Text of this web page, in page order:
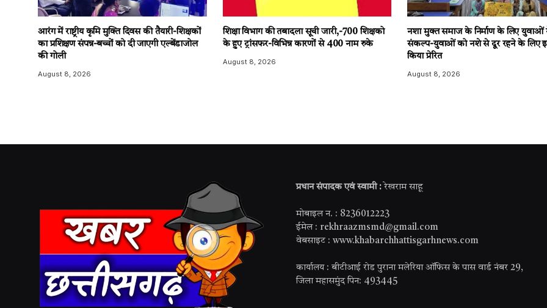
आरंग में राष्ट्रीय कृमि मुक्ति दिवस की तैयारी-शिक्षकों
का प्रशिक्षण संपन्न-बच्चों को दी जाएगी एल्बेंडाजोल
की गोली
August 8, 2026
शिक्षा विभाग की तबादला सूची जारी,-700 शिक्षको
के हुए ट्रांसफर-विभिन्न कारणों से 400 नाम रुके
August 8, 2026
नशा मुक्त समाज के निर्माण के लिए युवाओं
संकल्प-युवाओं को नशे से दूर रहने के लिए
किया प्रेरित
August 8, 2026
प्रधान संपादक एवं स्वामी : रेखराम साहू
मोबाइल न. : 8236012223
ईमेल : rekhraazmsmd@gmail.com
वेबसाइट : www.khabarchhattisgarhnews.com
कार्यालय : बीटीआई रोड पुराना मलेरिया ऑफिस के पास वार्ड नंबर 29,
जिला महासमुंद पिन: 493445